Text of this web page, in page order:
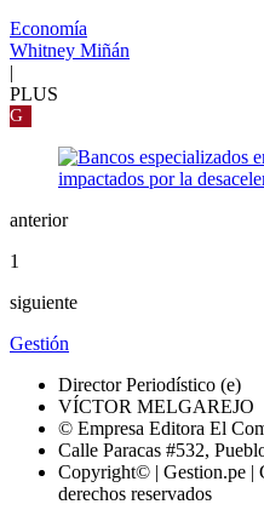
Economía
Whitney Miñán
|
PLUS
G
anterior
1
siguiente
Gestión
Director Periodístico (e)
VÍCTOR MELGAREJO
© Empresa Editora El
Calle Paracas #532,
Copyright© | Gestion.pe |
derechos reservados